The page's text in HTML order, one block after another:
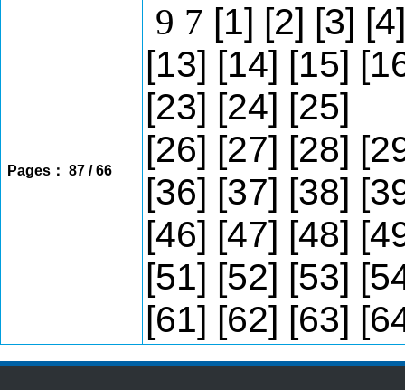
Pages： 87 / 66
9 7 [1] [2] [3] [4]
[13] [14] [15]
[23] [24] [25]
[26] [27] [28]
[36] [37] [38]
[46] [47] [48]
[51] [52] [53]
[61] [62] [63]